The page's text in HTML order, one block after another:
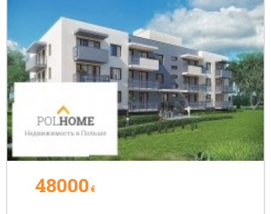
48000 €